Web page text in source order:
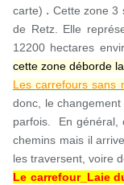
carte) . Cette zone 3
de Retz. Elle
12200 hectares
cette zone déborde
Les carrefours sans
donc, le
parfois. En général,
chemins mais il
les traversent, voire
Le carrefour_Laie